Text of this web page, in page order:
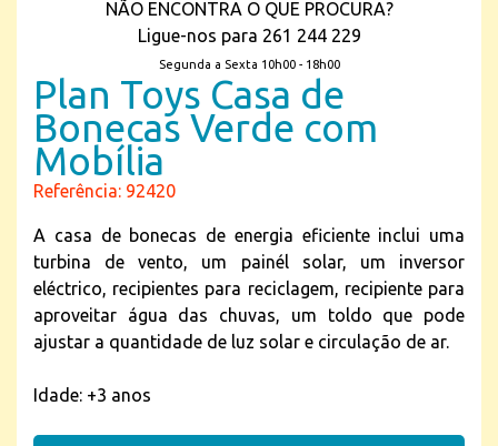
NÃO ENCONTRA O QUE PROCURA?
Ligue-nos para 261 244 229
Segunda a Sexta 10h00 - 18h00
Plan Toys Casa de
Bonecas Verde com
Mobília
Referência: 92420
A casa de bonecas de energia eficiente inclui uma
turbina de vento, um painél solar, um inversor
eléctrico, recipientes para reciclagem, recipiente para
aproveitar água das chuvas, um toldo que pode
ajustar a quantidade de luz solar e circulação de ar.
Idade: +3 anos